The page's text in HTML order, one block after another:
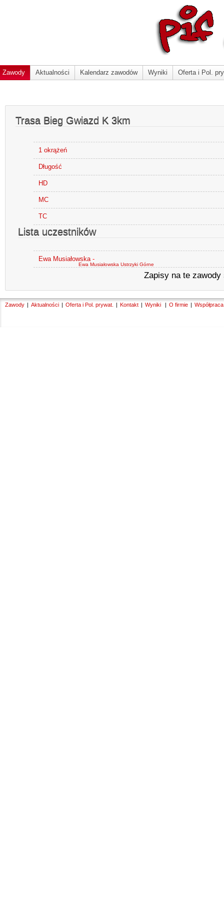
Zawody Aktualności Kalendarz zawodów Wyniki Oferta i Pol.
Trasa Bieg Gwiazd K 3km
1 okrążeń
Długość
HD
MC
TC
Lista uczestników
Ewa Musiałowska Ustrzyki Górne
Ewa Musiałowska -
Zapisy na te
Zawody Aktualności Oferta i Pol. prywat. Kontakt Wyniki O firmie Współpraca